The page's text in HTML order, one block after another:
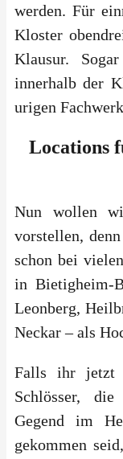
werden. Für
Kloster
Klausur.
innerhalb der
urigen
Locations
Nun wollen
vorstellen,
schon bei
in Bietigheim-
Leonberg,
Neckar – als
Falls ihr jetzt
Schlösser,
Gegend im
gekommen